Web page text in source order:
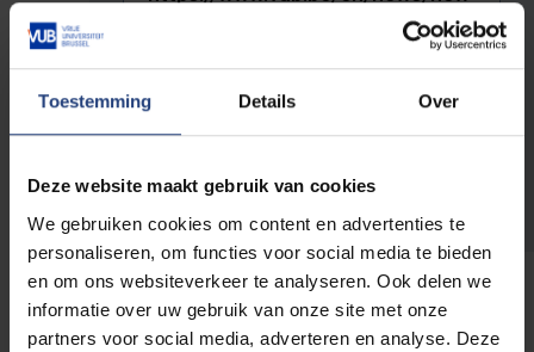
Toestemming Details Over
Deze website maakt gebruik van cookies
We gebruiken cookies om content en advertenties te
personaliseren, om functies voor social media te bieden
en om ons websiteverkeer te analyseren. Ook delen we
informatie over uw gebruik van onze site met onze
partners voor social media, adverteren en analyse. Deze
The full URL of the page where you encountered the error.